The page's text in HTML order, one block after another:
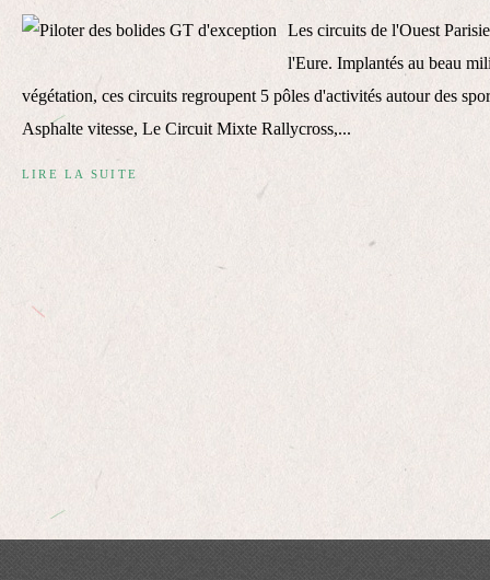
Les circuits de l'Ouest
l'Eure. Implantés au beau
végétation, ces circuits regroupent 5 pôles d'activités autour des
Asphalte vitesse, Le Circuit Mixte Rallycross,...
LIRE LA SUITE